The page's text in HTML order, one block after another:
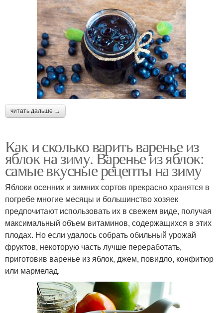
читать дальше →
Как и сколько варить варенье из
яблок на зиму. Варенье из яблок:
самые вкусные рецепты на зиму
Яблоки осенних и зимних сортов прекрасно хранятся в
погребе многие месяцы и большинство хозяек
предпочитают использовать их в свежем виде, получая
максимальный объем витаминов, содержащихся в этих
плодах. Но если удалось собрать обильный урожай
фруктов, некоторую часть лучше переработать,
приготовив варенье из яблок, джем, повидло, конфитюр
или мармелад.